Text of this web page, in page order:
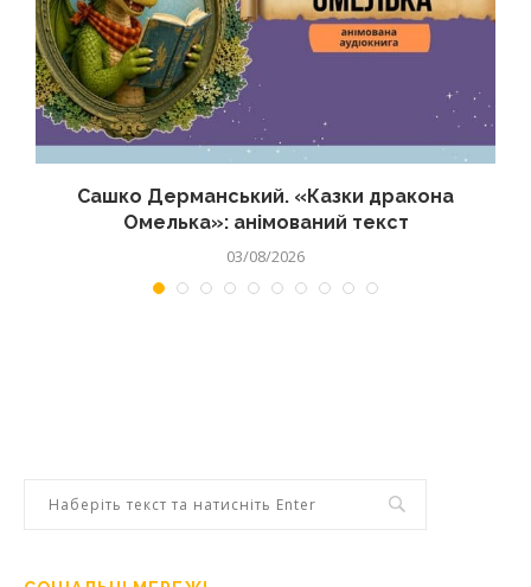
Сашко Дерманський. «Казки дракона
Омелька»: анімований текст
03/08/2026